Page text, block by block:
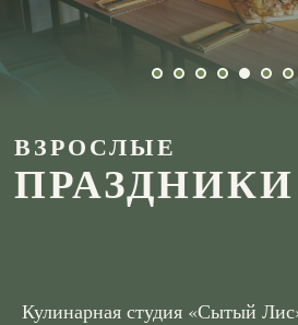
ПРАЗДНИКИ
ВЗРОСЛЫЕ
Кулинарная студия «Сытый